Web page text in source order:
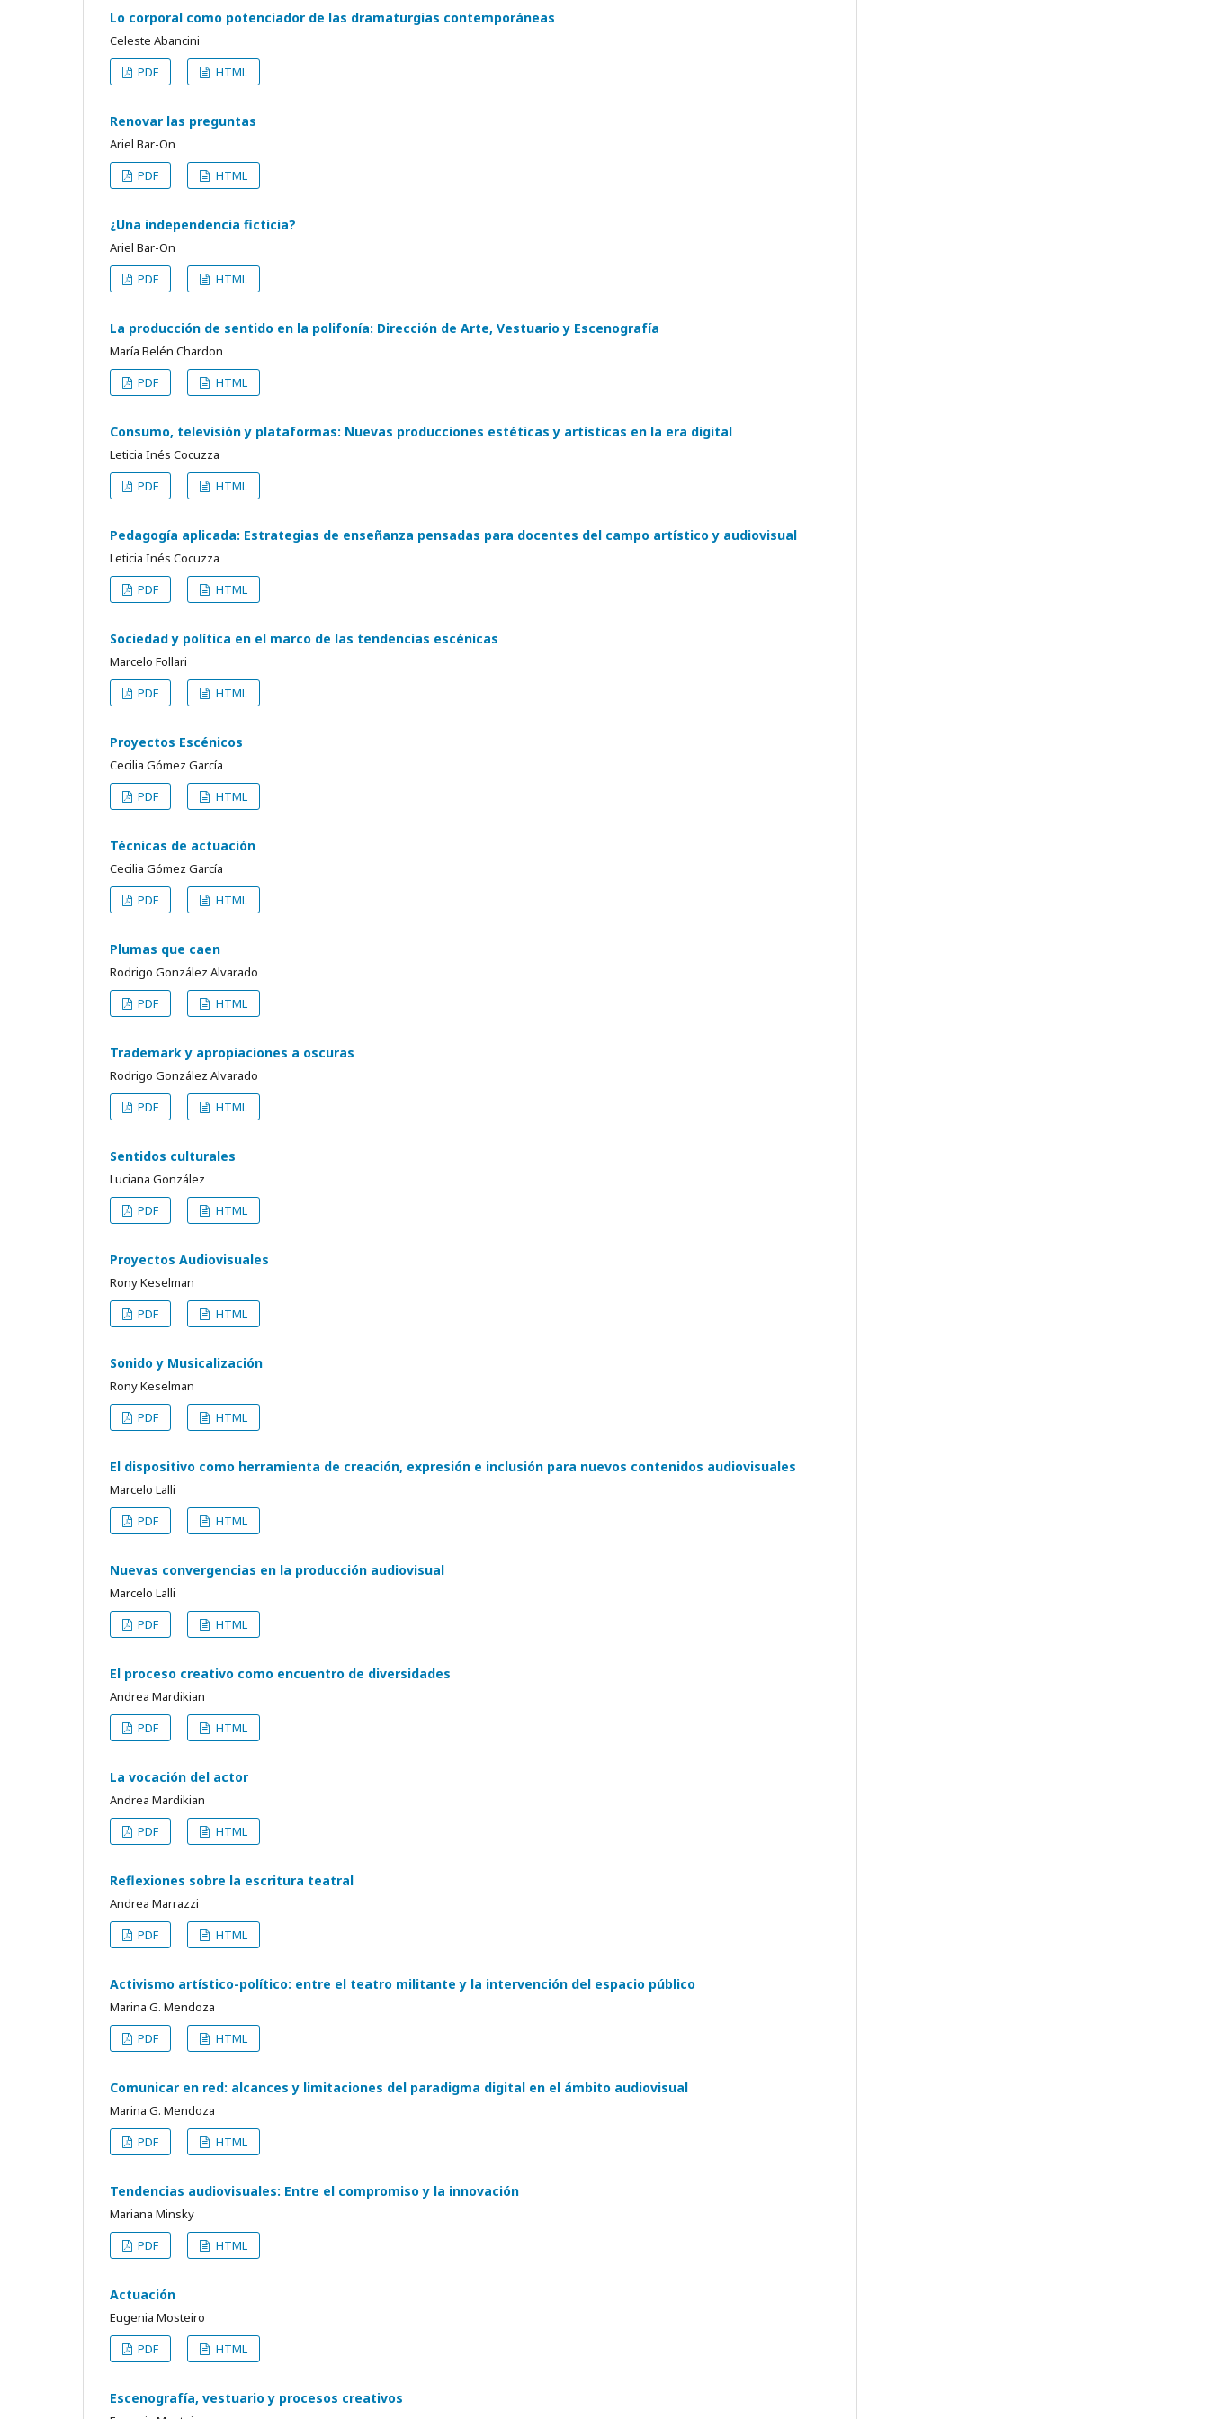
Lo corporal como potenciador de las dramaturgias contemporáneas
Celeste Abancini
PDF
HTML
Renovar las preguntas
Ariel Bar-On
PDF
HTML
¿Una independencia ficticia?
Ariel Bar-On
PDF
HTML
La producción de sentido en la polifonía: Dirección de Arte, Vestuario y Escenografía
María Belén Chardon
PDF
HTML
Consumo, televisión y plataformas: Nuevas producciones estéticas y artísticas en la era digital
Leticia Inés Cocuzza
PDF
HTML
Pedagogía aplicada: Estrategias de enseñanza pensadas para docentes del campo artístico y audiovisual
Leticia Inés Cocuzza
PDF
HTML
Sociedad y política en el marco de las tendencias escénicas
Marcelo Follari
PDF
HTML
Proyectos Escénicos
Cecilia Gómez García
PDF
HTML
Técnicas de actuación
Cecilia Gómez García
PDF
HTML
Plumas que caen
Rodrigo González Alvarado
PDF
HTML
Trademark y apropiaciones a oscuras
Rodrigo González Alvarado
PDF
HTML
Sentidos culturales
Luciana González
PDF
HTML
Proyectos Audiovisuales
Rony Keselman
PDF
HTML
Sonido y Musicalización
Rony Keselman
PDF
HTML
El dispositivo como herramienta de creación, expresión e inclusión para nuevos contenidos audiovisuales
Marcelo Lalli
PDF
HTML
Nuevas convergencias en la producción audiovisual
Marcelo Lalli
PDF
HTML
El proceso creativo como encuentro de diversidades
Andrea Mardikian
PDF
HTML
La vocación del actor
Andrea Mardikian
PDF
HTML
Reflexiones sobre la escritura teatral
Andrea Marrazzi
PDF
HTML
Activismo artístico-político: entre el teatro militante y la intervención del espacio público
Marina G. Mendoza
PDF
HTML
Comunicar en red: alcances y limitaciones del paradigma digital en el ámbito audiovisual
Marina G. Mendoza
PDF
HTML
Tendencias audiovisuales: Entre el compromiso y la innovación
Mariana Minsky
PDF
HTML
Actuación
Eugenia Mosteiro
PDF
HTML
Escenografía, vestuario y procesos creativos